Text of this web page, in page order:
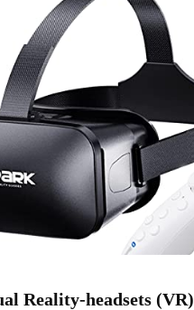
Reality-headsets (VR)